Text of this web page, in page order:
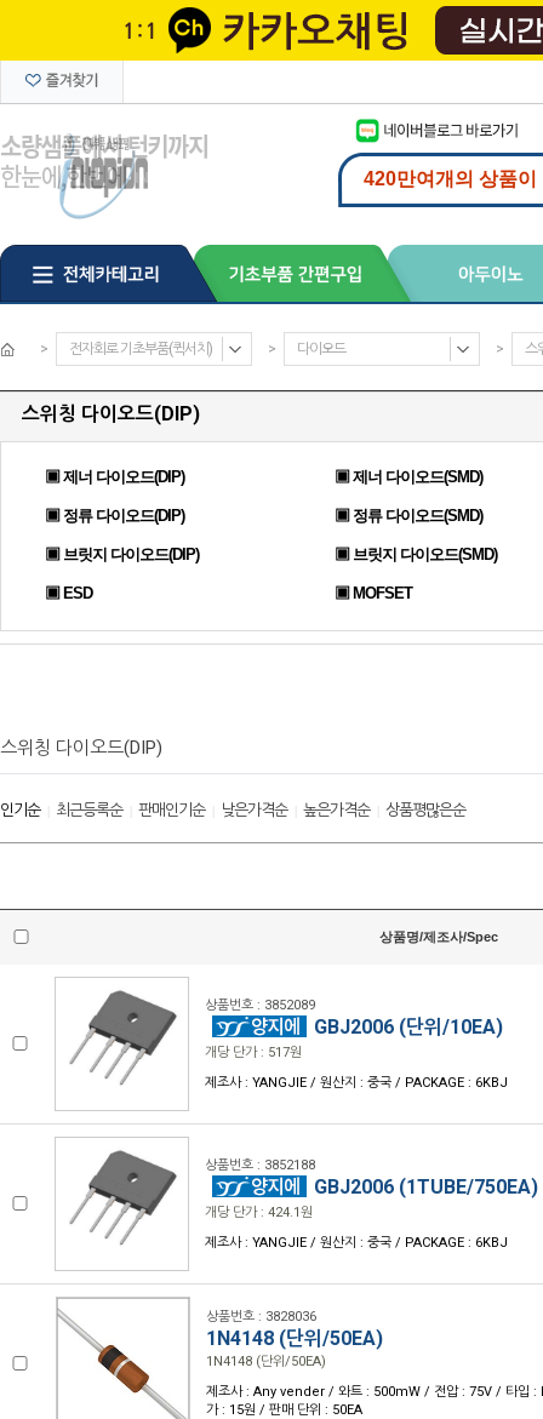
> 전자회로 기초부품(퀵서치) > 다이오드 > 스
스위칭 다이오드(DIP)
▣ 제너 다이오드(DIP) ▣ 제너 다이오드(SMD)
▣ 정류 다이오드(DIP) ▣ 정류 다이오드(SMD)
▣ 브릿지 다이오드(DIP) ▣ 브릿지 다이오드(SMD)
▣ ESD ▣ MOFSET
스위칭 다이오드(DIP)
인기순| 최근등록순| 판매인기순| 낮은가격순| 높은가격순| 상품평많은순
상품명/제조사/Spec
상품번호 : 3852089
GBJ2006 (단위/10EA)
개당 단가 : 517원
제조사 : YANGJIE / 원산지 : 중국 / PACKAGE : 6KBJ
상품번호 : 3852188
GBJ2006 (1TUBE/750EA)
개당 단가 : 424.1원
제조사 : YANGJIE / 원산지 : 중국 / PACKAGE : 6KBJ
상품번호 : 3828036
1N4148 (단위/50EA)
1N4148 (단위/50EA)
제조사 : Any vender / 와트 : 500mW / 전압 : 75V / 타입 :
가 : 15원 / 판매 단위 : 50EA